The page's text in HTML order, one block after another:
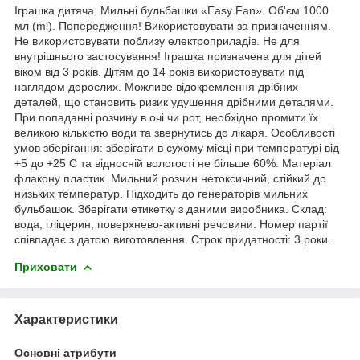
Іграшка дитяча. Мильні бульбашки «Easy Fan». Об'єм 1000
мл (ml). Попередження! Використовувати за призначенням.
Не використовувати поблизу електроприладів. Не для
внутрішнього застосування! Іграшка призначена для дітей
віком від 3 років. Дітям до 14 років використовувати під
наглядом дорослих. Можливе відокремлення дрібних
деталей, що становить ризик удушення дрібними деталями.
При попаданні розчину в очі чи рот, необхідно промити їх
великою кількістю води та звернутись до лікаря. Особливості
умов зберігання: зберігати в сухому місці при температурі від
+5 до +25 С та відносній вологості не більше 60%. Матеріал
флакону пластик. Мильний розчин нетоксичний, стійкий до
низьких температур. Підходить до генераторів мильних
бульбашок. Зберігати етикетку з даними виробника. Склад:
вода, гліцерин, поверхнево-активні речовини. Номер партії
співпадає з датою виготовлення. Строк придатності: 3 роки.
Приховати
Характеристики
Основні атрибути